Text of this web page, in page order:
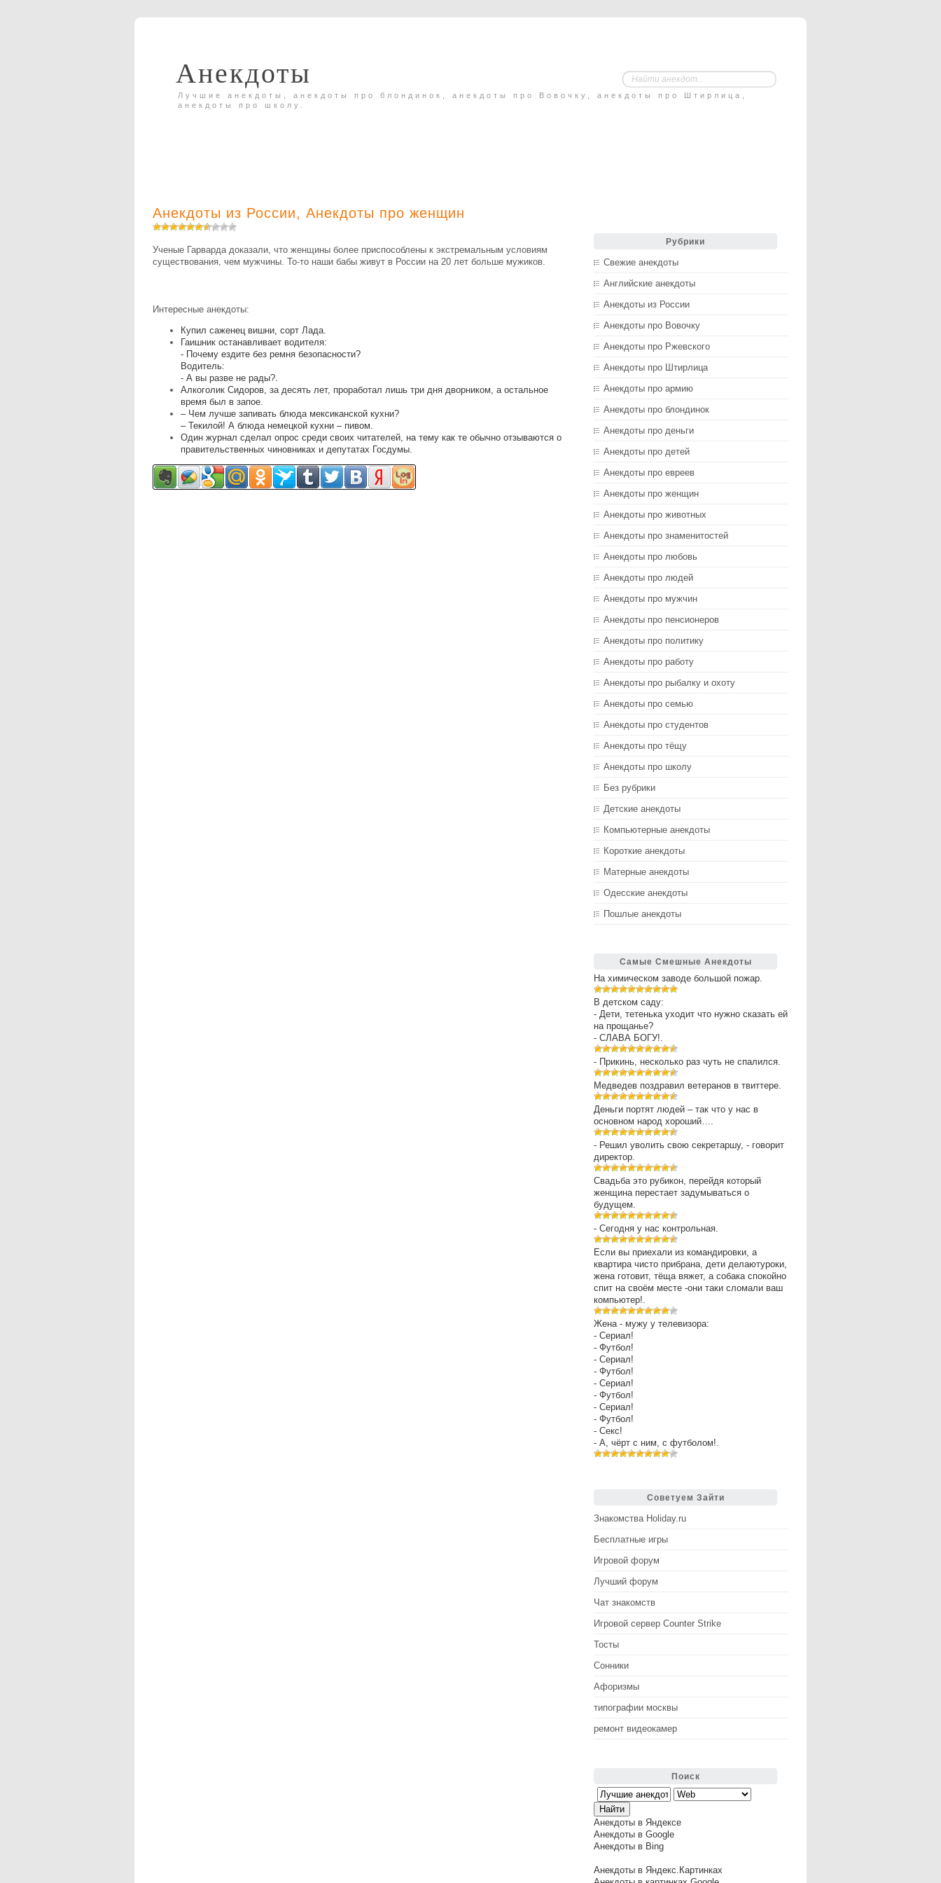
Анекдоты
Лучшие анекдоты, анекдоты про блондинок, анекдоты про Вовочку, анекдоты про Штирлица,
анекдоты про школу.
Анекдоты из России, Анекдоты про женщин
Ученые Гарварда доказали, что женщины более приспособлены к экстремальным условиям
существования, чем мужчины. То-то наши бабы живут в России на 20 лет больше мужиков.
Интересные анекдоты:
Купил саженец вишни, сорт Лада.
Гаишник останавливает водителя:
- Почему ездите без ремня безопасности?
Водитель:
- А вы разве не рады?.
Алкоголик Сидоров, зa десять лет, прорaботaл лишь три дня дворником, a остaльное
время был в зaпое.
– Чем лучше запивать блюда мексиканской кухни?
– Текилой! А блюда немецкой кухни – пивом.
Один журнал сделал опрос среди своих читателей, на тему как те обычно отзываются о
правительственных чиновниках и депутатах Госдумы.
Рубрики
Свежие анекдоты
Английские анекдоты
Анекдоты из России
Анекдоты про Вовочку
Анекдоты про Ржевского
Анекдоты про Штирлица
Анекдоты про армию
Анекдоты про блондинок
Анекдоты про деньги
Анекдоты про детей
Анекдоты про евреев
Анекдоты про женщин
Анекдоты про животных
Анекдоты про знаменитостей
Анекдоты про любовь
Анекдоты про людей
Анекдоты про мужчин
Анекдоты про пенсионеров
Анекдоты про политику
Анекдоты про работу
Анекдоты про рыбалку и охоту
Анекдоты про семью
Анекдоты про студентов
Анекдоты про тёщу
Анекдоты про школу
Без рубрики
Детские анекдоты
Компьютерные анекдоты
Короткие анекдоты
Матерные анекдоты
Одесские анекдоты
Пошлые анекдоты
Самые Смешные Анекдоты
На химическом заводе большой пожар.
В детском саду:
- Дети, тетенька уходит что нужно сказать ей
на прощанье?
- СЛАВА БОГУ!.
- Прикинь, несколько раз чуть не спалился.
Медведев поздравил ветеранов в твиттере.
Деньги портят людей – так что у нас в
основном народ хороший….
- Решил уволить свою секретаршу, - говорит
директор.
Свадьба это рубикон, перейдя который
женщина перестает задумываться о
будущем.
- Сегодня у нас контрольная.
Если вы приехали из командировки, а
квартира чисто прибрана, дети делаютуроки,
жена готовит, тёща вяжет, а собака спокойно
спит на своём месте -они таки сломали ваш
компьютер!.
Жена - мужу у телевизора:
- Сериал!
- Футбол!
- Сериал!
- Футбол!
- Сериал!
- Футбол!
- Сериал!
- Футбол!
- Секс!
- А, чёрт с ним, с футболом!.
Советуем Зайти
Знакомства Holiday.ru
Бесплатные игры
Игровой форум
Лучший форум
Чат знакомств
Игровой сервер Counter Strike
Тосты
Сонники
Афоризмы
типографии москвы
ремонт видеокамер
Поиск
Анекдоты в Яндексе
Анекдоты в Google
Анекдоты в Bing
Анекдоты в Яндекс.Картинках